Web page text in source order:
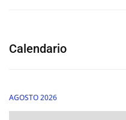
Calendario
AGOSTO 2026